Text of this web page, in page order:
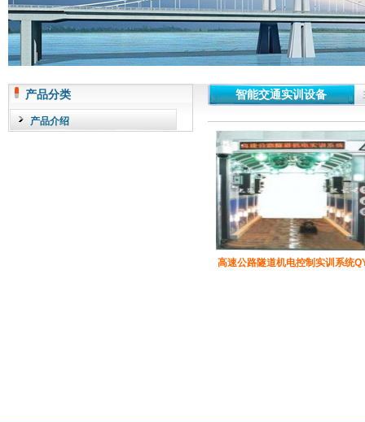
产品分类
产品介绍
智能交通实训设备
高速公路隧道机电控制实训系统